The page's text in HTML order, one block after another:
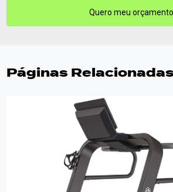
Quero meu orçamento
Páginas